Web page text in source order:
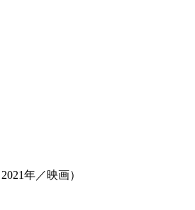
年／映画）